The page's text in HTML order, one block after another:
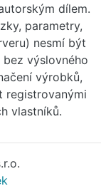
dílem.
parametry,
nesmí být
výslovného
výrobků,
registrovanými
vlastníků.